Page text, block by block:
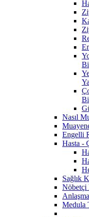
Nasıl
Engelli
Hasta -
Sağlık
Nöbetçi
Medula